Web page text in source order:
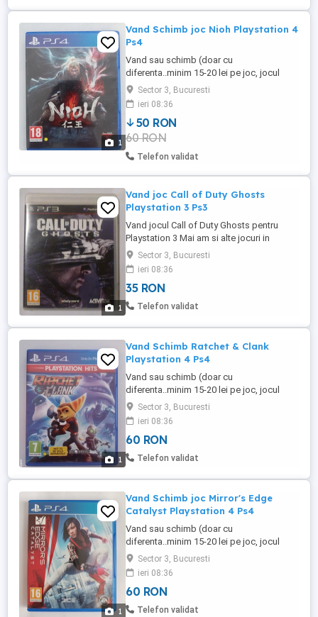
1
Vand Schimb joc Nioh Playstation 4
Ps4
Vand sau schimb (doar cu
diferenta..minim 15-20 lei pe joc, jocul
oferit sa fie in stare buna, fara zgarieturi
sau alte defecte) joc Nioh pentru
Playstation 4 Jocurile de ps4
functioneaza si pe ps5 Mai am si alte
jocuri in celelalte anunturi ale mele. Nu
trimit, doar Bucuresti Pot ajunge in zonele
...
Sector 3, Bucuresti
ieri 08:36
50 RON
60 RON
Telefon validat
1
Vand joc Call of Duty Ghosts
Playstation 3 Ps3
Vand jocul Call of Duty Ghosts pentru
Playstation 3 Mai am si alte jocuri in
celelalte anunturi ale mele. Nu trimit, doar
Bucuresti Pot ajunge in zonele Titan,
Iancului, Victoriei, Unirii, Eroilor
Sector 3, Bucuresti
ieri 08:36
35 RON
Telefon validat
1
Vand Schimb Ratchet & Clank
Playstation 4 Ps4
Vand sau schimb (doar cu
diferenta..minim 15-20 lei pe joc, jocul
oferit sa fie in stare buna, fara zgarieturi
sau alte defecte) joc Ratchet & Clank
pentru Playstation 4 Jocurile de ps4
functioneaza si pe ps5 Mai am si alte
jocuri in celelalte anunturi ale mele. Nu
Sector 3, Bucuresti
ieri 08:36
60 RON
Telefon validat
1
Vand Schimb joc Mirror's Edge
Catalyst Playstation 4 Ps4
Vand sau schimb (doar cu
diferenta..minim 15-20 lei pe joc, jocul
oferit sa fie in stare buna, fara zgarieturi
sau alte defecte) joc Mirror's Edge
Catalyst pentru Playstation 4 Jocurile de
ps4 functioneaza si pe ps5 Mai am si alte
jocuri in celelalte anunturi ale mele. Nu
Sector 3, Bucuresti
ieri 08:36
60 RON
Telefon validat